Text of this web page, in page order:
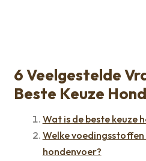
6 Veelgestelde
Beste Keuze
Wat is de beste keuze
Welke
hondenvoer?